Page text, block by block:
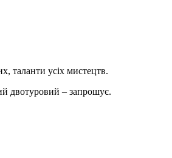
таланти усіх мистецтв.
двотуровий – запрошує.